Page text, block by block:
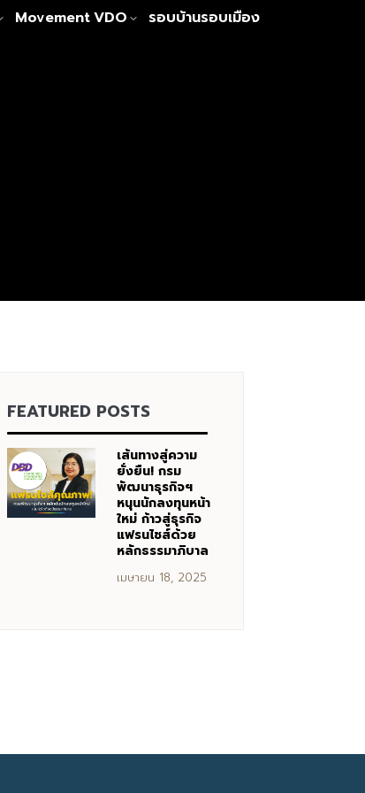
MovementVDO รอบบ้านรอบเมือง
FEATURED POSTS
เส้นทางสู่ความ
ยั่งยืน! กรม
พัฒนาธุรกิจฯ
หนุนนักลงทุนหน้า
ใหม่ ก้าวสู่ธุรกิจ
แฟรนไชส์ด้วย
หลักธรรมาภิบาล
เมษายน 18, 2025